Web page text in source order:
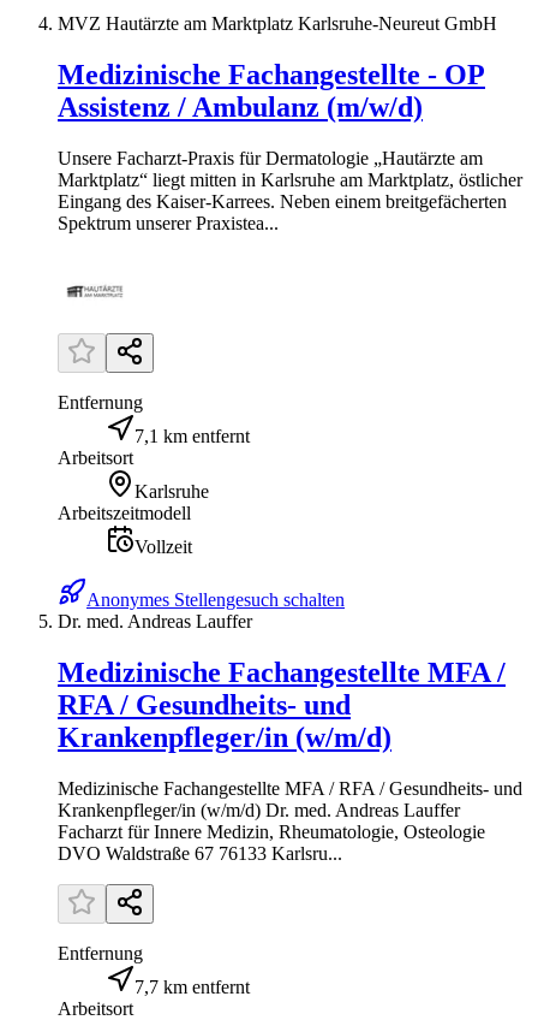
MVZ Hautärzte am Marktplatz Karlsruhe-Neureut GmbH
Medizinische Fachangestellte - OP
Assistenz / Ambulanz (m/w/d)
Unsere Facharzt-Praxis für Dermatologie „Hautärzte am
Marktplatz“ liegt mitten in Karlsruhe am Marktplatz, östlicher
Eingang des Kaiser-Karrees. Neben einem breitgefächerten
Spektrum unserer Praxistea...
Entfernung
7,1 km entfernt
Arbeitsort
Karlsruhe
Arbeitszeitmodell
Vollzeit
Anonymes Stellengesuch schalten
Dr. med. Andreas Lauffer
Medizinische Fachangestellte MFA /
RFA / Gesundheits- und
Krankenpfleger/in (w/m/d)
Medizinische Fachangestellte MFA / RFA / Gesundheits- und
Krankenpfleger/in (w/m/d) Dr. med. Andreas Lauffer
Facharzt für Innere Medizin, Rheumatologie, Osteologie
DVO Waldstraße 67 76133 Karlsru...
Entfernung
7,7 km entfernt
Arbeitsort